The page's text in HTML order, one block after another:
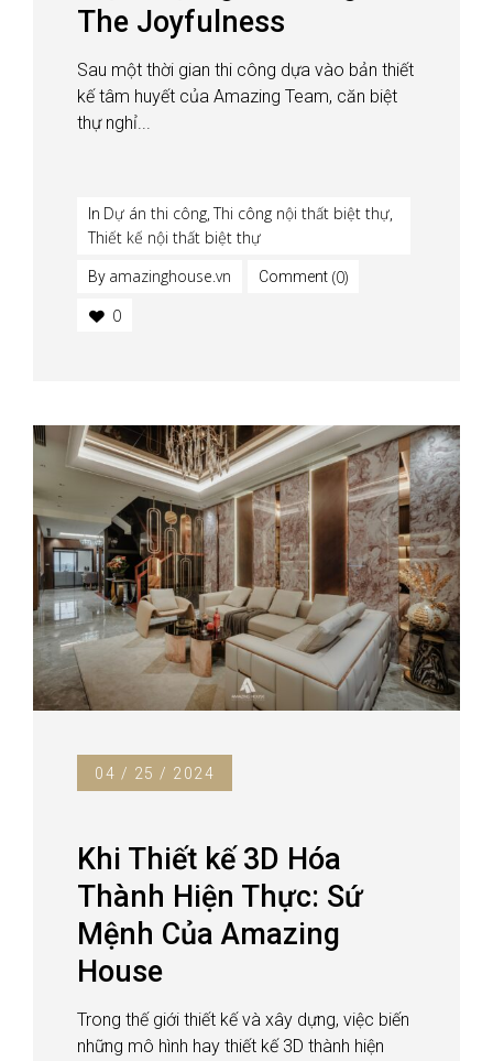
The Joyfulness
Sau một thời gian thi công dựa vào bản thiết
kế tâm huyết của Amazing Team, căn biệt
thự nghỉ...
In Dự án thi công,Thi công nội thất biệt thự,
Thiết kế nội thất biệt thự
By amazinghouse.vn Comment (0)
0
04 / 25 / 2024
Khi Thiết kế 3D Hóa
Thành Hiện Thực: Sứ
Mệnh Của Amazing
House
Trong thế giới thiết kế và xây dựng, việc biến
những mô hình hay thiết kế 3D thành hiện